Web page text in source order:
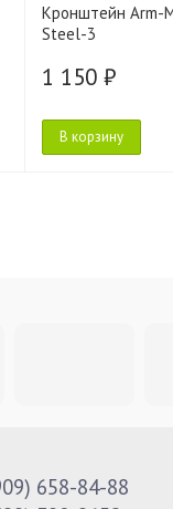
Кронштейн Arm-
Steel-3
1 150 ₽
В корзину
658-84-88